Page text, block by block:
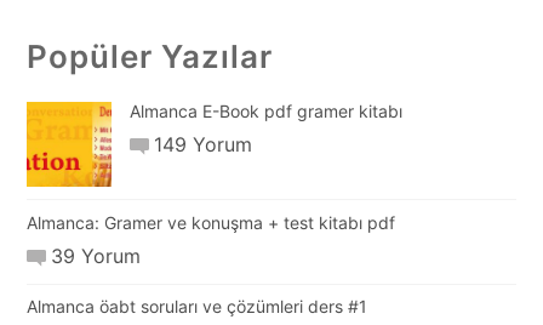
Popüler Yazılar
Almanca E-Book pdf gramer kitabı
149 Yorum
Almanca: Gramer ve konuşma + test kitabı pdf
39 Yorum
Almanca öabt soruları ve çözümleri ders #1